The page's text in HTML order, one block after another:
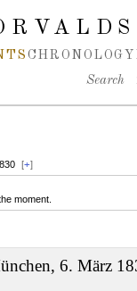
CHRONOLOGY
Search
[+]
moment.
6. März